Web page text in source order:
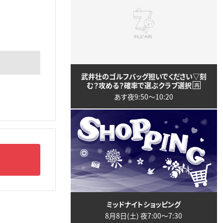
武井壮のゴルフバッグ担いでください▽刻
む？攻める？確率で選ぶクラブ選択 再
あす夜9:50〜10:20
ミッドナイトショッピング
8月8日(土) 夜7:00〜7:30